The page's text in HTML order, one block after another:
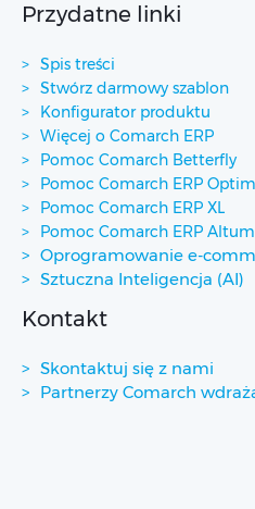
Przydatne linki
Spis treści
Stwórz darmowy szablon
Konfigurator produktu
Więcej o Comarch ERP
Pomoc Comarch Betterfly
Pomoc Comarch ERP
Pomoc Comarch ERP XL
Pomoc Comarch ERP Altum
Oprogramowanie e-
Sztuczna Inteligencja (AI)
Kontakt
Skontaktuj się z nami
Partnerzy Comarch